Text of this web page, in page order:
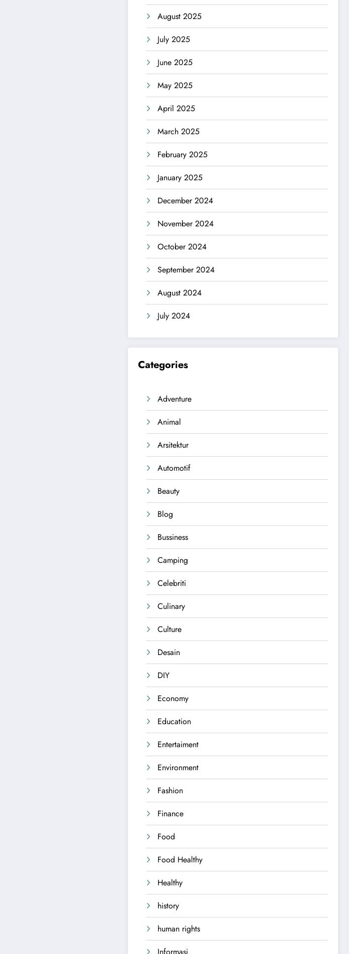
August 2025
July 2025
June 2025
May 2025
April 2025
March 2025
February 2025
January 2025
December 2024
November 2024
October 2024
September 2024
August 2024
July 2024
Categories
Adventure
Animal
Arsitektur
Automotif
Beauty
Blog
Bussiness
Camping
Celebriti
Culinary
Culture
Desain
DIY
Economy
Education
Entertaiment
Environment
Fashion
Finance
Food
Food Healthy
Healthy
history
human rights